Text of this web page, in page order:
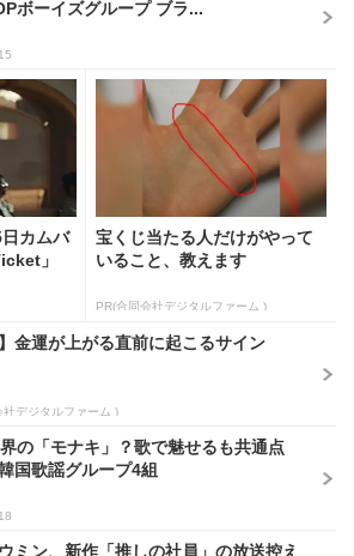
ボーイズグループ ブラ...
カムバ
」
宝くじ当たる人だけがやって
いること、教えます
PR(合同会社デジタルファーム )
】金運が上がる直前に起こるサイン
社デジタルファーム )
の「モナキ」？歌で魅せるも共通点
国歌謡グループ4組
ミン、新作「推しの社員」の放送控え